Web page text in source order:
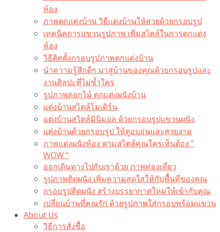
ห้อง
ภาพตกแต่งบ้าน วิธีแต่งบ้านให้สวยด้วยกรอบรูป
เทคนิคการแขวนรูปภาพ เพิ่มสไตล์ในการตกแต่ง
ห้อง
วิธีติดตั้งกรอบรูปภาพตกแต่งบ้าน
นำความรู้สึกดีๆ มาสู่บ้านของคุณด้วยกรอบรูปและ
งานศิลปะที่ไม่ซ้ำใคร
รูปภาพดอกไม้ ตกแต่งผนังบ้าน
แต่งบ้านสไตล์โมเดิร์น
แต่งบ้านสไตล์มินิมอล ด้วยกรอบรูปแขวนผนัง
แต่งบ้านด้วยกรอบรูป ให้ดูอบอุ่นและสวยงาม
ภาพแต่งผนังห้อง ตามสไตล์คุณใครเห็นต้อง ”
WOW “
ออกเดินทางไปกับเราด้วย ภาพท่องเที่ยว
รูปภาพติดผนัง เพิ่มความสดใสให้กับพื้นที่ของคุณ
กรอบรูปติดผนัง สร้างบรรยากาศใหม่ให้เข้ากับคุณ
เปลี่ยนบ้านที่คุณรัก ด้วยรูปภาพใส่กรอบพร้อมแขวน​
About Us
วิธีการสั่งซื้อ